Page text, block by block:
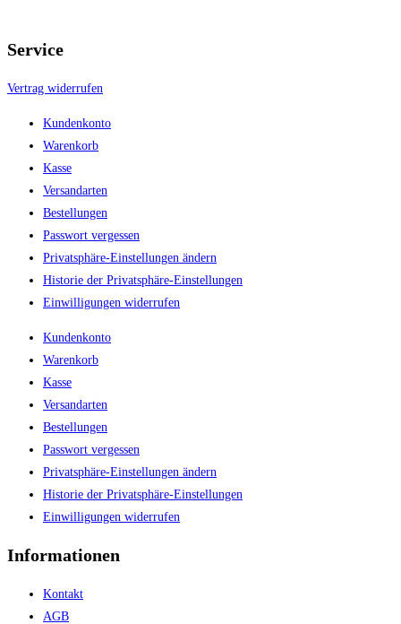
Service
Vertrag widerrufen
Kundenkonto
Warenkorb
Kasse
Versandarten
Bestellungen
Passwort vergessen
Privatsphäre-Einstellungen ändern
Historie der Privatsphäre-Einstellungen
Einwilligungen widerrufen
Kundenkonto
Warenkorb
Kasse
Versandarten
Bestellungen
Passwort vergessen
Privatsphäre-Einstellungen ändern
Historie der Privatsphäre-Einstellungen
Einwilligungen widerrufen
Informationen
Kontakt
AGB